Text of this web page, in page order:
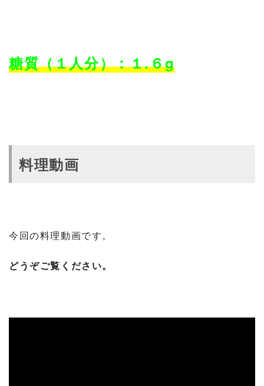
糖質（１人分）：１.６g
料理動画
今回の料理動画です。
どうぞご覧ください。